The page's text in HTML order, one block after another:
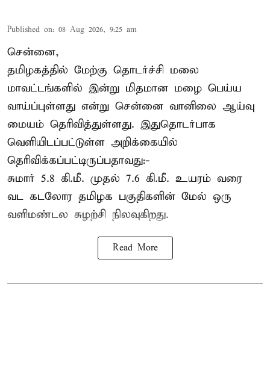
Published on: 08 Aug 2026, 9:25 am
சென்னை,
தமிழகத்தில் மேற்கு தொடர்ச்சி மலை
மாவட்டங்களில் இன்று மிதமான மழை பெய்ய
வாய்ப்புள்ளது என்று சென்னை வானிலை ஆய்வு
மையம் தெரிவித்துள்ளது. இதுதொடர்பாக
வெளியிடப்பட்டுள்ள அறிக்கையில்
தெரிவிக்கப்பட்டிருப்பதாவது:-
சுமார் 5.8 கி.மீ. முதல் 7.6 கி.மீ. உயரம் வரை
வட கடலோர தமிழக பகுதிகளின் மேல் ஒரு
வளிமண்டல சுழற்சி நிலவுகிறது.
Read More